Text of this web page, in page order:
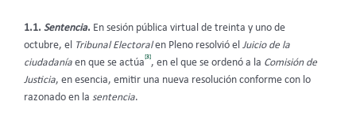
1.1. Sentencia. En sesión pública virtual de treinta y uno de
octubre, el
Tribunal Electoralen Pleno resolvió el Juicio de la
ciudadanía en que se actúa
[3]
, en el que se ordenó a la Comisión de
Justicia, en esencia, emitir una nueva resolución conforme con lo
razonado en la sentencia.